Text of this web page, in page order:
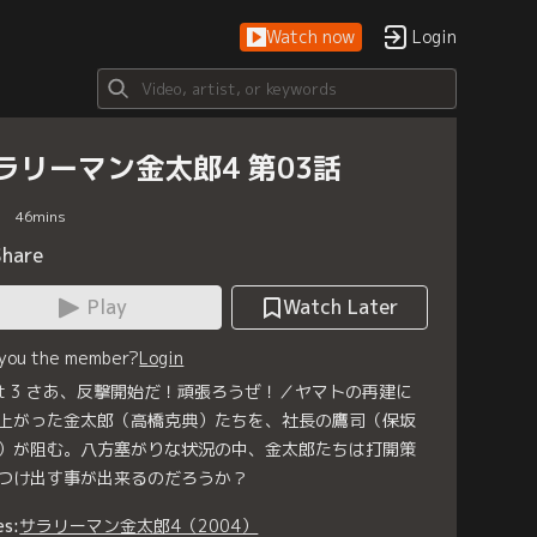
Watch now Login
リーマン金太郎4 第03話
46mins
Play
Watch Later
the member?Login
3 さあ、反撃開始だ！頑張ろうぜ！／ヤマトの再建に
がった金太郎（高橋克典）たちを、社長の鷹司（保坂
が阻む。八方塞がりな状況の中、金太郎たちは打開策
け出す事が出来るのだろうか？
サラリーマン金太郎4（2004）